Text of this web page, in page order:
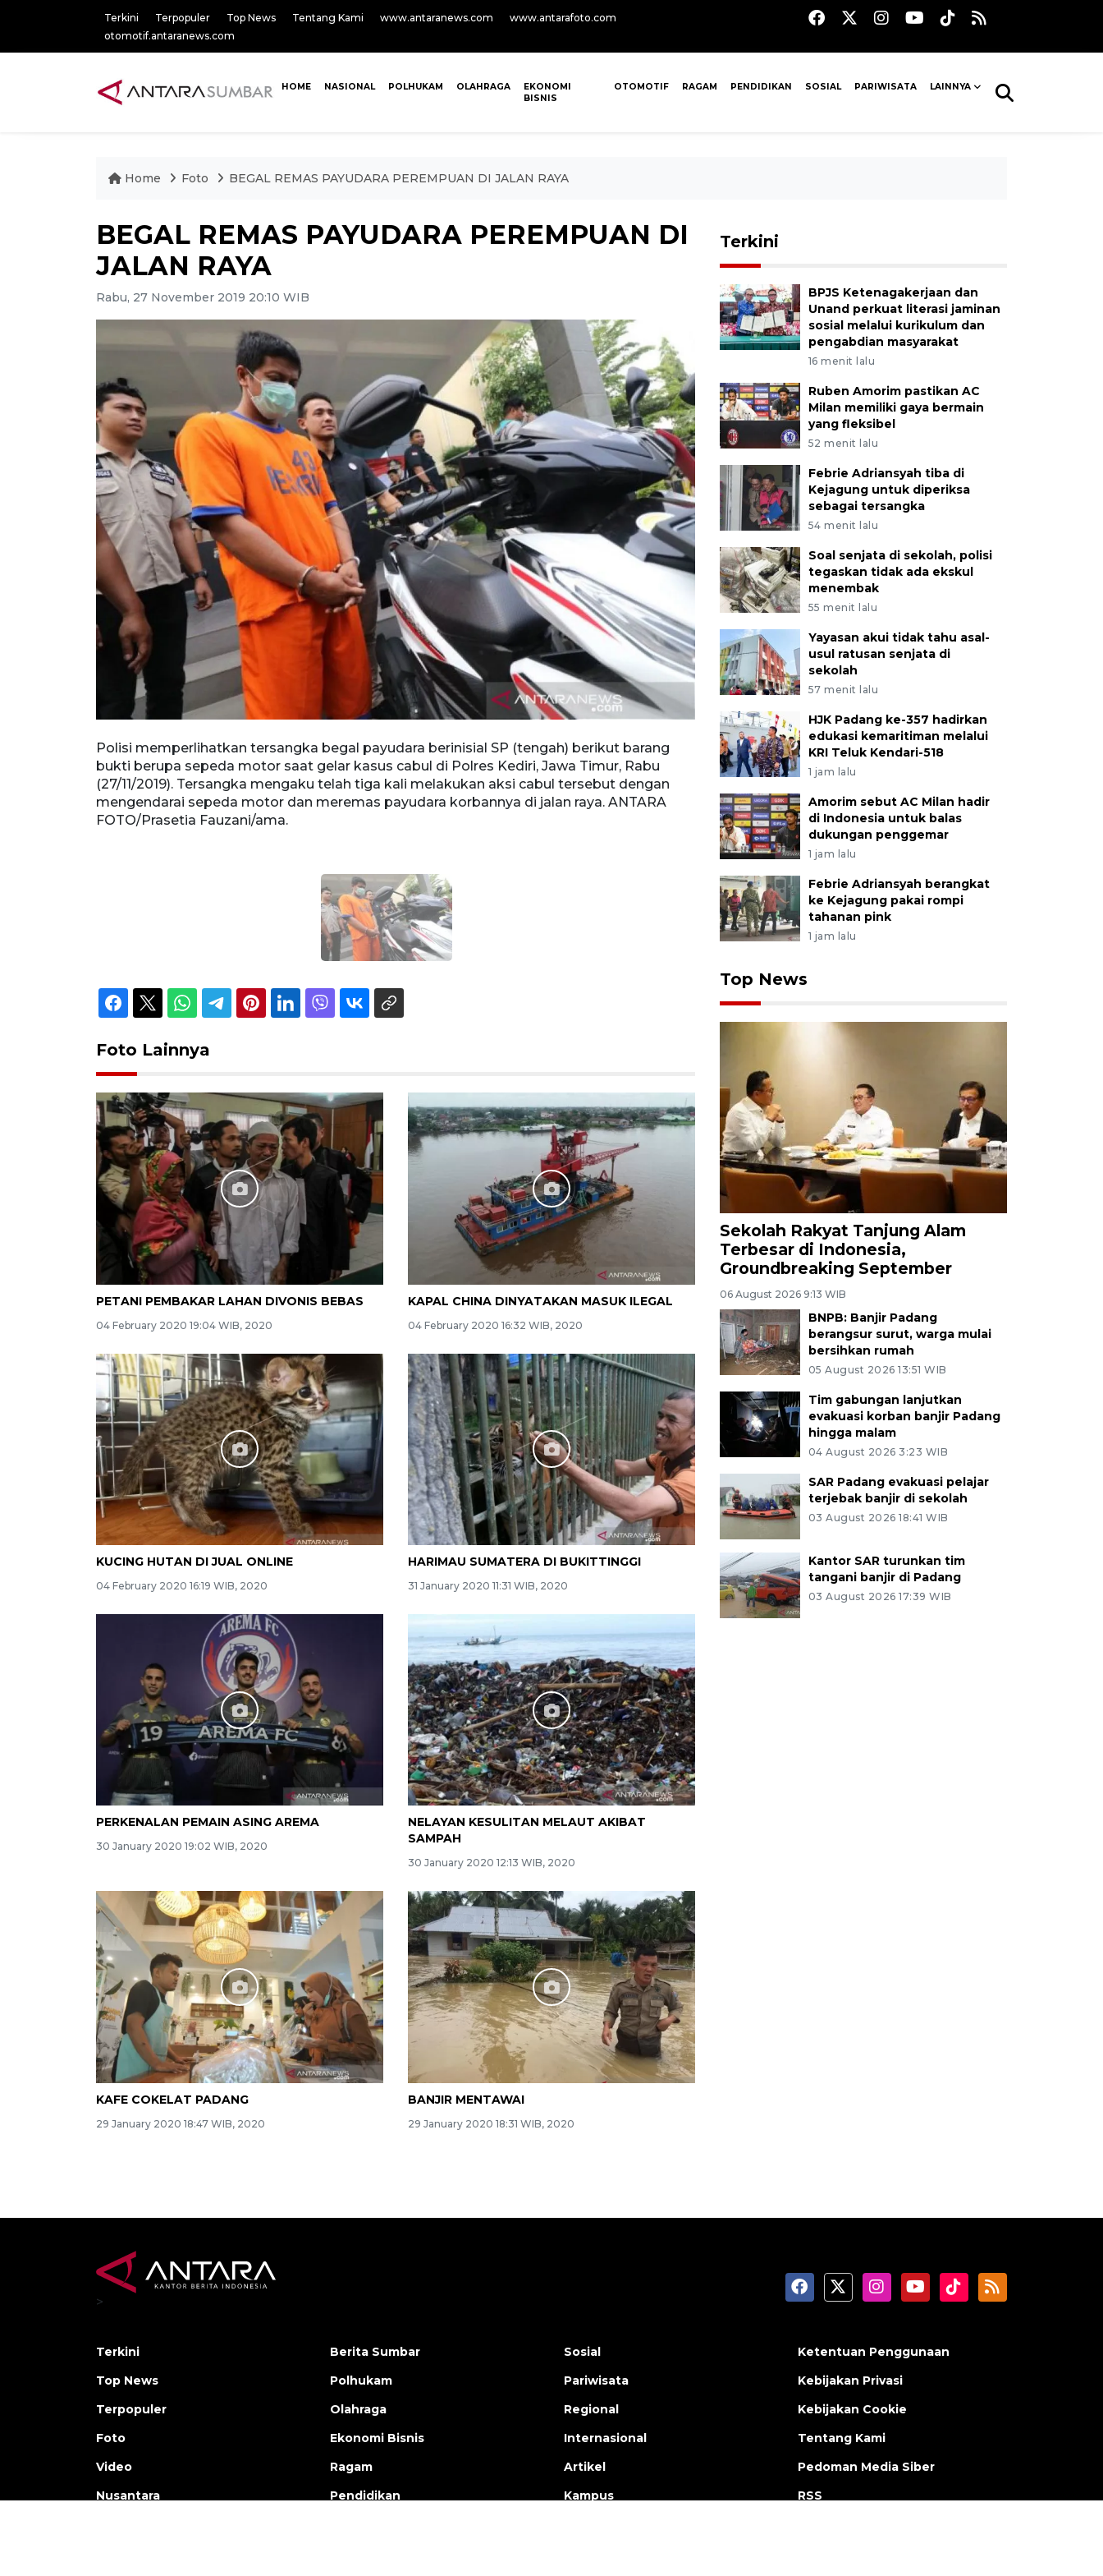
Terkini Terpopuler Top News Tentang Kami www.antaranews.com
www.antarafoto.com
otomotif.antaranews.com
HOME NASIONAL POLHUKAM OLAHRAGA
EKONOMI
BISNIS
OTOMOTIF RAGAM PENDIDIKAN SOSIAL PARIWISATA LAINNYA
Home Foto BEGAL REMAS PAYUDARA PEREMPUAN DI JALAN RAYA
BEGAL REMAS PAYUDARA PEREMPUAN DI
JALAN RAYA
Rabu, 27 November 2019 20:10 WIB
Polisi memperlihatkan tersangka begal payudara berinisial SP (tengah) berikut barang
bukti berupa sepeda motor saat gelar kasus cabul di Polres Kediri, Jawa Timur, Rabu
(27/11/2019). Tersangka mengaku telah tiga kali melakukan aksi cabul tersebut dengan
mengendarai sepeda motor dan meremas payudara korbannya di jalan raya. ANTARA
FOTO/Prasetia Fauzani/ama.
Foto Lainnya
PETANI PEMBAKAR LAHAN DIVONIS BEBAS
04 February 2020 19:04 WIB, 2020
KAPAL CHINA DINYATAKAN MASUK ILEGAL
04 February 2020 16:32 WIB, 2020
KUCING HUTAN DI JUAL ONLINE
04 February 2020 16:19 WIB, 2020
HARIMAU SUMATERA DI BUKITTINGGI
31 January 2020 11:31 WIB, 2020
PERKENALAN PEMAIN ASING AREMA
30 January 2020 19:02 WIB, 2020
NELAYAN KESULITAN MELAUT AKIBAT
SAMPAH
30 January 2020 12:13 WIB, 2020
KAFE COKELAT PADANG
29 January 2020 18:47 WIB, 2020
BANJIR MENTAWAI
29 January 2020 18:31 WIB, 2020
Terkini
BPJS Ketenagakerjaan dan
Unand perkuat literasi jaminan
sosial melalui kurikulum dan
pengabdian masyarakat
16 menit lalu
Ruben Amorim pastikan AC
Milan memiliki gaya bermain
yang fleksibel
52 menit lalu
Febrie Adriansyah tiba di
Kejagung untuk diperiksa
sebagai tersangka
54 menit lalu
Soal senjata di sekolah, polisi
tegaskan tidak ada ekskul
menembak
55 menit lalu
Yayasan akui tidak tahu asal-
usul ratusan senjata di
sekolah
57 menit lalu
HJK Padang ke-357 hadirkan
edukasi kemaritiman melalui
KRI Teluk Kendari-518
1 jam lalu
Amorim sebut AC Milan hadir
di Indonesia untuk balas
dukungan penggemar
1 jam lalu
Febrie Adriansyah berangkat
ke Kejagung pakai rompi
tahanan pink
1 jam lalu
Top News
Sekolah Rakyat Tanjung Alam
Terbesar di Indonesia,
Groundbreaking September
06 August 2026 9:13 WIB
BNPB: Banjir Padang
berangsur surut, warga mulai
bersihkan rumah
05 August 2026 13:51 WIB
Tim gabungan lanjutkan
evakuasi korban banjir Padang
hingga malam
04 August 2026 3:23 WIB
SAR Padang evakuasi pelajar
terjebak banjir di sekolah
03 August 2026 18:41 WIB
Kantor SAR turunkan tim
tangani banjir di Padang
03 August 2026 17:39 WIB
>
Terkini
Top News
Terpopuler
Foto
Video
Nusantara
Berita Sumbar
Polhukam
Olahraga
Ekonomi Bisnis
Ragam
Pendidikan
Sosial
Pariwisata
Regional
Internasional
Artikel
Kampus
Ketentuan Penggunaan
Kebijakan Privasi
Kebijakan Cookie
Tentang Kami
Pedoman Media Siber
RSS